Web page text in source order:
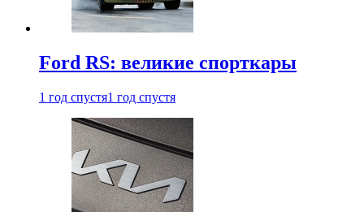
Ford RS: великие спорткары
1 год спустя1 год спустя